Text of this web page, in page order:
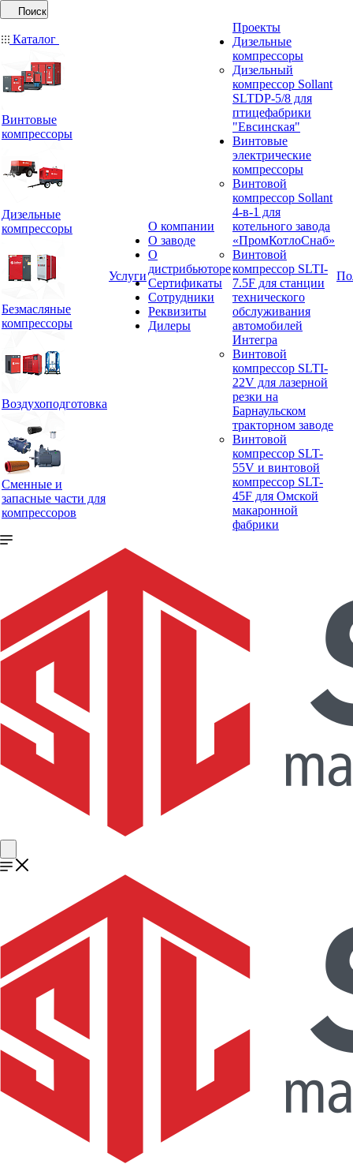
Поиск
Каталог
Винтовые
компрессоры
Дизельные
компрессоры
Безмасляные
компрессоры
Воздухоподготовка
Сменные и
запасные части для
компрессоров
Услуги
О компании
О заводе
О
дистрибьюторе
Сертификаты
Сотрудники
Реквизиты
Дилеры
Проекты
Дизельные
компрессоры
Дизельный
компрессор Sollant
SLTDP-5/8 для
птицефабрики
"Евсинская"
Винтовые
электрические
компрессоры
Винтовой
компрессор Sollant
4-в-1 для
котельного завода
«ПромКотлоСнаб»
Винтовой
компрессор SLTI-
7.5F для станции
технического
обслуживания
автомобилей
Интегра
Винтовой
компрессор SLTI-
22V для лазерной
резки на
Барнаульском
тракторном заводе
Винтовой
компрессор SLT-
55V и винтовой
компрессор SLT-
45F для Омской
макаронной
фабрики